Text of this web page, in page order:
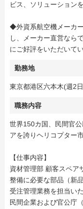
ビス、ソリューション
◆外資系航空機メーカ
し、メーカー直営なら
にご好評をいただいてい
勤務地
東京都港区六本木(週2
職務内容
世界150カ国、民間官
アを誇りヘリコプター
【仕事内容】
資材管理部 顧客スペア
整備に必要な部品（新
受注管理業務を担当い
民間企業および官公庁